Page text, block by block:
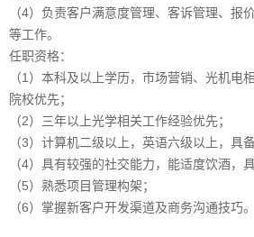
（4）负责客户满意度管理、客诉管理、报
等工作。
任职资格：
（1）本科及以上学历，市场营销、光机电
院校优先；
（2）三年以上光学相关工作经验优先；
（3）计算机二级以上，英语六级以上，具
（4）具有较强的社交能力，能适度饮酒，
（5）熟悉项目管理构架；
（6）掌握新客户开发渠道及商务沟通技巧。